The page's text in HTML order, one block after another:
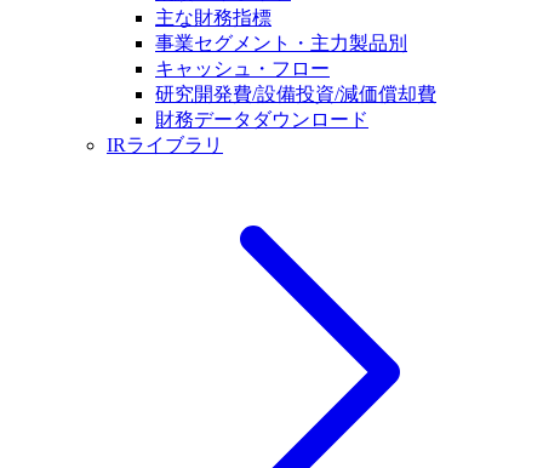
主な財務指標
事業セグメント・主力製品別
キャッシュ・フロー
研究開発費/設備投資/減価償却費
財務データダウンロード
IRライブラリ